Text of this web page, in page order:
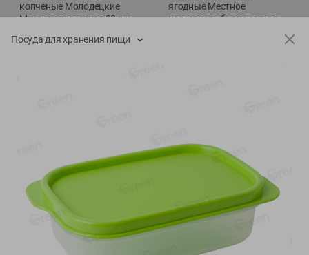
копченые Молодецкие
Местное известное 20 шт
20шт в уп
ягодные Местное
известное яблоко-тыква
Показать 15-28 из 78
Каталог товаров
Специально для вас
Посуда для хранения пищи